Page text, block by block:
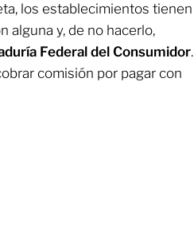
los establecimientos tienen
alguna y, de no hacerlo,
Federal del Consumidor.
comisión por pagar con